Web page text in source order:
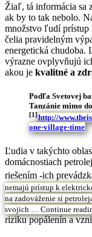
Žiaľ, tá informácia sa
ak by to tak nebolo.
množstvo ľudí
čelia pravidelným
energetická chudoba.
výrazne ovplyvňujú
akou je kvalitné a
Podľa Svetovej
Tanzánie mimo
[1]http://
one-village-time
Ľudia v takýchto
domácnostiach
riešením -ich
nemajú prístup k
na zadováženie si
svojich … Continue
riziku popálenín a